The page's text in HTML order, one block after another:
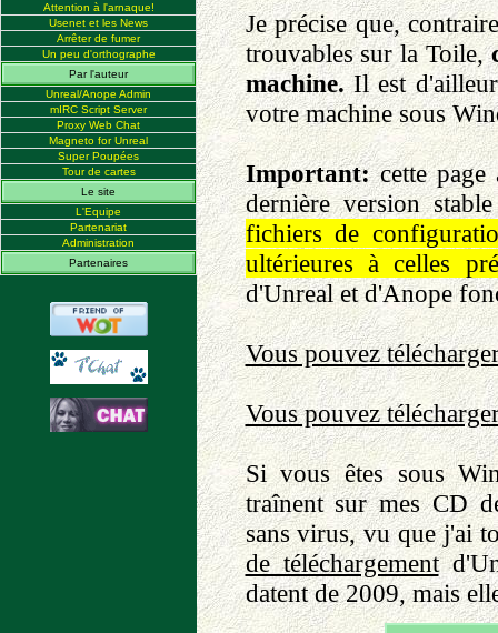
Attention à l'arnaque!
Usenet et les News
Arrêter de fumer
Un peu d'orthographe
Par l'auteur
Unreal/Anope Admin
mIRC Script Server
Proxy Web Chat
Magneto for Unreal
Super Poupées
Tour de cartes
Le site
L'Equipe
Partenariat
Administration
Partenaires
Je précise que,
trouvables sur la Toile,
machine.Il est
votre machine sous
Important:cette page
dernière version
fichiers de
ultérieures à celles
d'Unreal et d'Anope
Vous pouvez
Vous pouvez
Si vous êtes sous
traînent sur mes CD
sans virus, vu que j'ai
de téléchargement
datent de 2009, mais